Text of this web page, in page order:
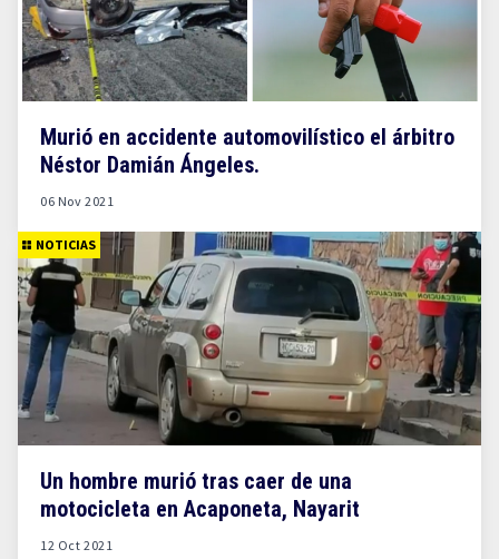
Murió en accidente automovilístico el árbitro
Néstor Damián Ángeles.
06 Nov 2021
NOTICIAS
Un hombre murió tras caer de una
motocicleta en Acaponeta, Nayarit
12 Oct 2021